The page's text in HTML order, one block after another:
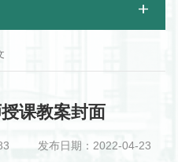
课教案封面
发布日期：2022-04-23